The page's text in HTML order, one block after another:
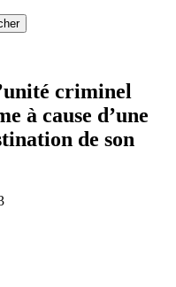
criminel
à cause d’une
de son